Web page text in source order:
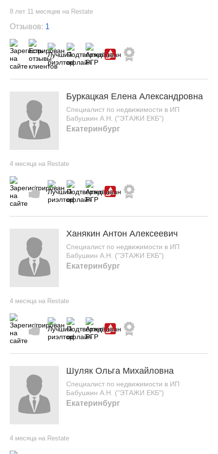
8 лет 11 месяцев на Restate
Отзывов: 1
Буркацкая Елена Александровна
Специалист по недвижимости в ИП
Бабушкин А.Н. ("ЭТАЖИ ЕКБ")
Екатеринбург
4 месяца на Restate
Ханякин Антон Алексеевич
Специалист по недвижимости в ИП
Бабушкин А.Н. ("ЭТАЖИ ЕКБ")
Екатеринбург
4 месяца на Restate
Шуляк Ольга Михайловна
Специалист по недвижимости в ИП
Бабушкин А.Н. ("ЭТАЖИ ЕКБ")
Екатеринбург
4 месяца на Restate